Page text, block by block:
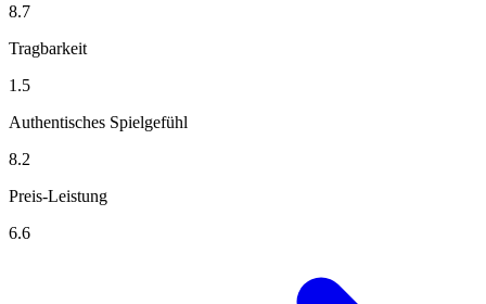
8.7
Tragbarkeit
1.5
Authentisches Spielgefühl
8.2
Preis-Leistung
6.6